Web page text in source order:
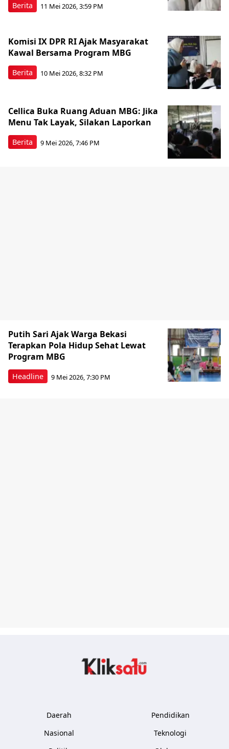
Berita 11 Mei 2026, 3:59 PM
Berita
Komisi IX DPR RI Ajak Masyarakat
Kawal Bersama Program MBG
10 Mei 2026, 8:32 PM
Berita
Cellica Buka Ruang Aduan MBG: Jika
Menu Tak Layak, Silakan Laporkan
9 Mei 2026, 7:46 PM
Headline
Putih Sari Ajak Warga Bekasi
Terapkan Pola Hidup Sehat Lewat
Program MBG
9 Mei 2026, 7:30 PM
Daerah
Nasional
Pendidikan
Teknologi